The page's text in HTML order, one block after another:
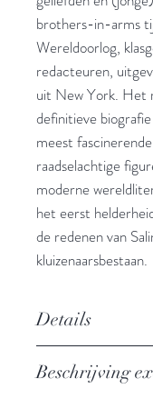
brothers-in-arms
Wereldoorlog,
redacteuren,
uit New York. Het
definitieve
meest
raadselachtige
moderne
het eerst
de redenen van
kluizenaarsbestaan.
Details
Salerno
Beschrijving